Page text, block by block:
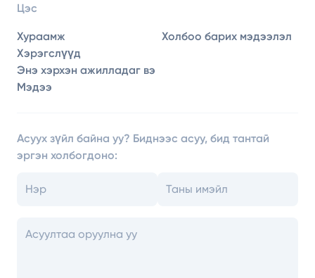
Цэс
Хураамж
Хэрэгслүүд
Энэ хэрхэн ажилладаг вэ
Мэдээ
Холбоо барих мэдээлэл
Асуух зүйл байна уу? Биднээс асуу, бид тантай
эргэн холбогдоно: